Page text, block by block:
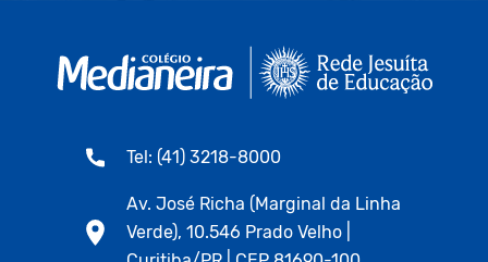
Tel: (41) 3218-8000
Av. José Richa (Marginal da Linha
Verde), 10.546 Prado Velho |